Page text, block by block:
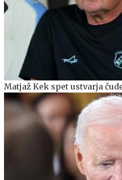
Matjaž Kek spet ustvarja